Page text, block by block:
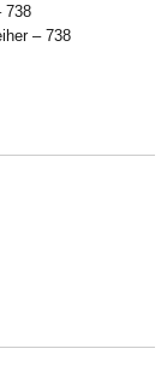
738
– 738